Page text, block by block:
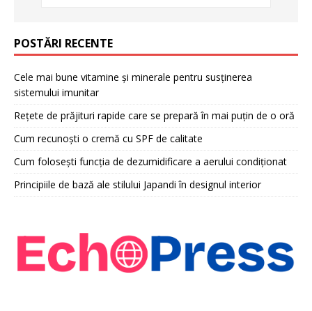
POSTĂRI RECENTE
Cele mai bune vitamine și minerale pentru susținerea
sistemului imunitar
Rețete de prăjituri rapide care se prepară în mai puțin de o oră
Cum recunoști o cremă cu SPF de calitate
Cum folosești funcția de dezumidificare a aerului condiționat
Principiile de bază ale stilului Japandi în designul interior